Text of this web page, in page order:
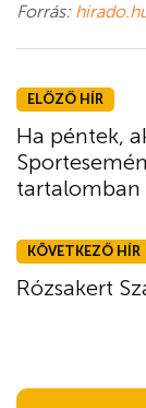
Forrás:
ELŐZŐ HÍR
Ha péntek,
tartalomban
KÖVETKEZŐ HÍR
Rózsakert